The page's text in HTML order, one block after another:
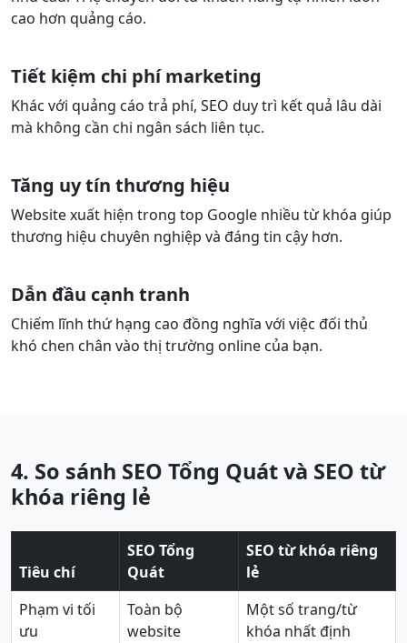
cao hơn quảng cáo.
Tiết kiệm chi phí marketing
Khác với quảng cáo trả phí, SEO duy trì kết quả lâu dài
mà không cần chi ngân sách liên tục.
Tăng uy tín thương hiệu
Website xuất hiện trong top Google nhiều từ khóa giúp
thương hiệu chuyên nghiệp và đáng tin cậy hơn.
Dẫn đầu cạnh tranh
Chiếm lĩnh thứ hạng cao đồng nghĩa với việc đối thủ
khó chen chân vào thị trường online của bạn.
4. So sánh SEO Tổng Quát và SEO từ
khóa riêng lẻ
Tiêu chí
SEO Tổng
Quát
SEO từ khóa riêng
lẻ
Phạm vi tối
ưu
Toàn bộ
website
Một số trang/từ
khóa nhất định